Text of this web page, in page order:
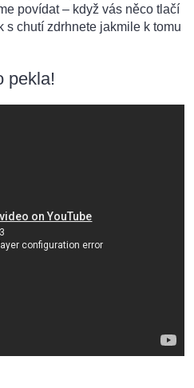
povídat – když vás něco tlačí
s chutí zdrhnete jakmile k tomu
pekla!